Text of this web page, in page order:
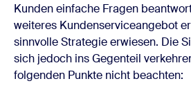
Kunden einfache Fragen
weiteres Kundenserviceangebot
sinnvolle Strategie erwiesen. Die
sich jedoch ins Gegenteil
folgenden Punkte nicht beachten: